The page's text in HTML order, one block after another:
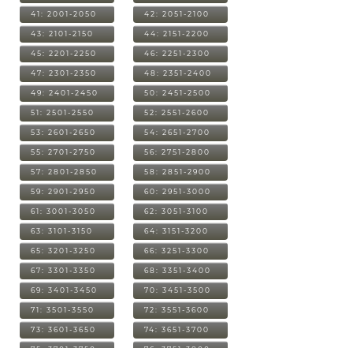
41: 2001-2050 42: 2051-2100
43: 2101-2150 44: 2151-2200
45: 2201-2250 46: 2251-2300
47: 2301-2350 48: 2351-2400
49: 2401-2450 50: 2451-2500
51: 2501-2550 52: 2551-2600
53: 2601-2650 54: 2651-2700
55: 2701-2750 56: 2751-2800
57: 2801-2850 58: 2851-2900
59: 2901-2950 60: 2951-3000
61: 3001-3050 62: 3051-3100
63: 3101-3150 64: 3151-3200
65: 3201-3250 66: 3251-3300
67: 3301-3350 68: 3351-3400
69: 3401-3450 70: 3451-3500
71: 3501-3550 72: 3551-3600
73: 3601-3650 74: 3651-3700